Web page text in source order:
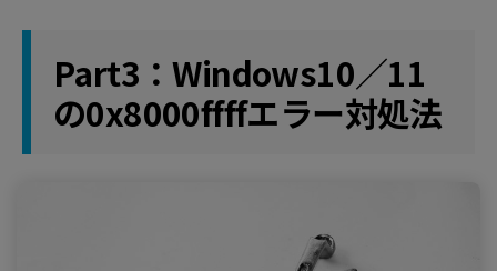
Part3：Windows10／11
の0x8000ffffエラー対処法